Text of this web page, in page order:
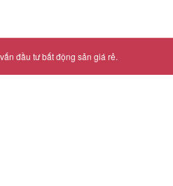
đầu tư bất động sản giá rẻ.